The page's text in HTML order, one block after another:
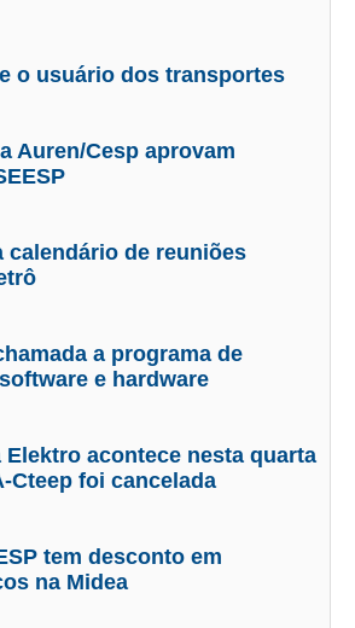
o usuário dos transportes
Auren/Cesp aprovam
calendário de reuniões
a programa de
e hardware
Elektro acontece nesta quarta
Cteep foi cancelada
tem desconto em
na Midea